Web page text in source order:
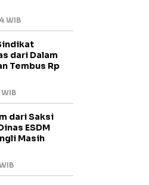
WIB
dari Dalam
Tembus Rp
dari Saksi
ESDM
Masih